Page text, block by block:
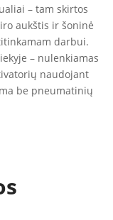
– tam skirtos
aukštis ir šoninė
darbui.
– nulenkiamas
naudojant
be pneumatinių